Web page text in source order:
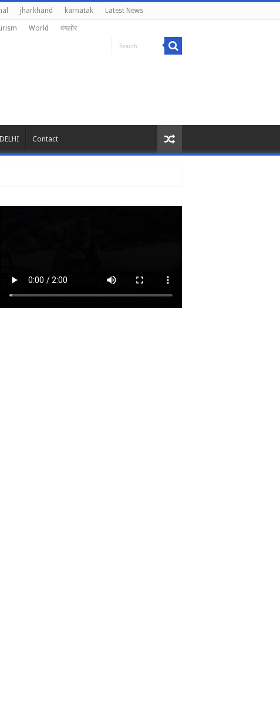
jharkhand karnatak Latest News
World बंगलोर
DELHI Contact